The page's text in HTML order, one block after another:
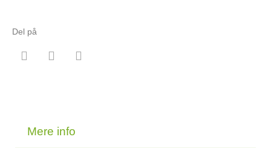
Del på
Mere info